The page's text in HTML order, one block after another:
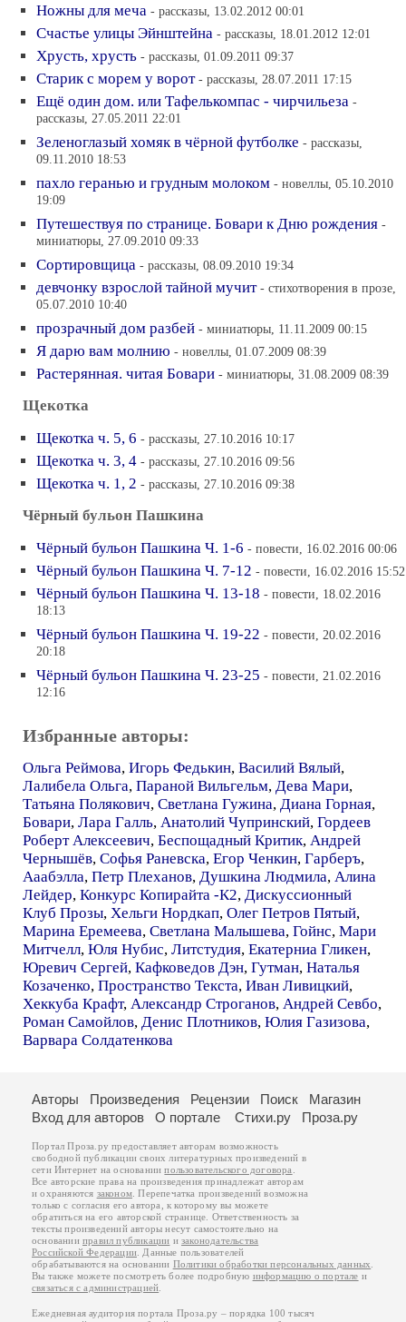
Ножны для меча - рассказы, 13.02.2012 00:01
Счастье улицы Эйнштейна - рассказы, 18.01.2012 12:01
Хрусть, хрусть - рассказы, 01.09.2011 09:37
Старик с морем у ворот - рассказы, 28.07.2011 17:15
Ещё один дом. или Тафелькомпас - чирчильеза -
рассказы, 27.05.2011 22:01
Зеленоглазый хомяк в чёрной футболке - рассказы,
09.11.2010 18:53
пахло геранью и грудным молоком - новеллы, 05.10.2010
19:09
Путешествуя по странице. Бовари к Дню рождения -
миниатюры, 27.09.2010 09:33
Сортировщица - рассказы, 08.09.2010 19:34
девчонку взрослой тайной мучит - стихотворения в прозе,
05.07.2010 10:40
прозрачный дом разбей - миниатюры, 11.11.2009 00:15
Я дарю вам молнию - новеллы, 01.07.2009 08:39
Растерянная. читая Бовари - миниатюры, 31.08.2009 08:39
Щекотка
Щекотка ч. 5, 6 - рассказы, 27.10.2016 10:17
Щекотка ч. 3, 4 - рассказы, 27.10.2016 09:56
Щекотка ч. 1, 2 - рассказы, 27.10.2016 09:38
Чёрный бульон Пашкина
Чёрный бульон Пашкина Ч. 1-6 - повести, 16.02.2016 00:06
Чёрный бульон Пашкина Ч. 7-12 - повести, 16.02.2016 15:52
Чёрный бульон Пашкина Ч. 13-18 - повести, 18.02.2016
18:13
Чёрный бульон Пашкина Ч. 19-22 - повести, 20.02.2016
20:18
Чёрный бульон Пашкина Ч. 23-25 - повести, 21.02.2016
12:16
Избранные авторы:
Ольга Реймова, Игорь Федькин, Василий Вялый,
Лалибела Ольга, Параной Вильгельм, Дева Мари,
Татьяна Полякович, Светлана Гужина, Диана Горная,
Бовари, Лара Галль, Анатолий Чупринский, Гордеев
Роберт Алексеевич, Беспощадный Критик, Андрей
Чернышёв, Софья Раневска, Егор Ченкин, Гарберъ,
Ааабэлла, Петр Плеханов, Душкина Людмила, Алина
Лейдер, Конкурс Копирайта -К2, Дискуссионный
Клуб Прозы, Хельги Нордкап, Олег Петров Пятый,
Марина Еремеева, Светлана Малышева, Гойнс, Мари
Митчелл, Юля Нубис, Литстудия, Екатерниа Гликен,
Юревич Сергей, Кафковедов Дэн, Гутман, Наталья
Козаченко, Пространство Текста, Иван Ливицкий,
Хеккуба Крафт, Александр Строганов, Андрей Севбо,
Роман Самойлов, Денис Плотников, Юлия Газизова,
Варвара Солдатенкова
Авторы Произведения Рецензии Поиск
Магазин
Вход для авторов
О портале Стихи.ру Проза.ру
Портал Проза.ру предоставляет авторам возможность
свободной публикации своих литературных произведений в
сети Интернет на основаниипользовательского договора
Все авторские права на произведения принадлежат авторам
и охраняются законом . Перепечатка произведений возможна
только с согласия его автора, к которому вы можете
обратиться на его авторской странице. Ответственность за
тексты произведений авторы несут самостоятельно на
основанииправил публикации изаконодательства
Российской Федерации . Данные пользователей
обрабатываются на основании Политики обработки персональных данных
Вы также можете посмотреть более подробную информацию о портале и
связаться с администрацией
Ежедневная аудитория портала Проза.ру – порядка 100 тысяч